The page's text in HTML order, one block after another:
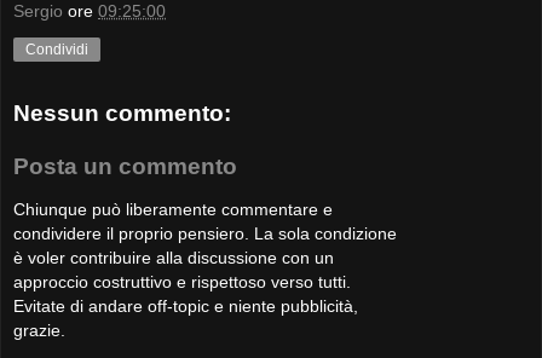
Sergio ore 09:25:00
Condividi
Nessun commento:
Posta un commento
Chiunque può liberamente commentare e
condividere il proprio pensiero. La sola condizione
è voler contribuire alla discussione con un
approccio costruttivo e rispettoso verso tutti.
Evitate di andare off-topic e niente pubblicità,
grazie.